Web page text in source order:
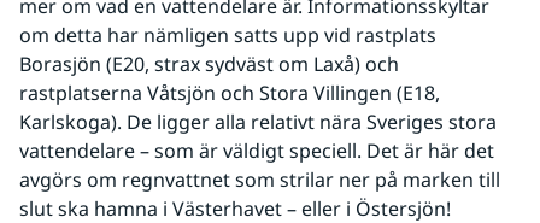
mer om vad en vattendelare är. Informationsskyltar
om detta har nämligen satts upp vid rastplats
Borasjön (E20, strax sydväst om Laxå) och
rastplatserna Våtsjön och Stora Villingen (E18,
Karlskoga). De ligger alla relativt nära Sveriges stora
vattendelare – som är väldigt speciell. Det är här det
avgörs om regnvattnet som strilar ner på marken till
slut ska hamna i Västerhavet – eller i Östersjön!